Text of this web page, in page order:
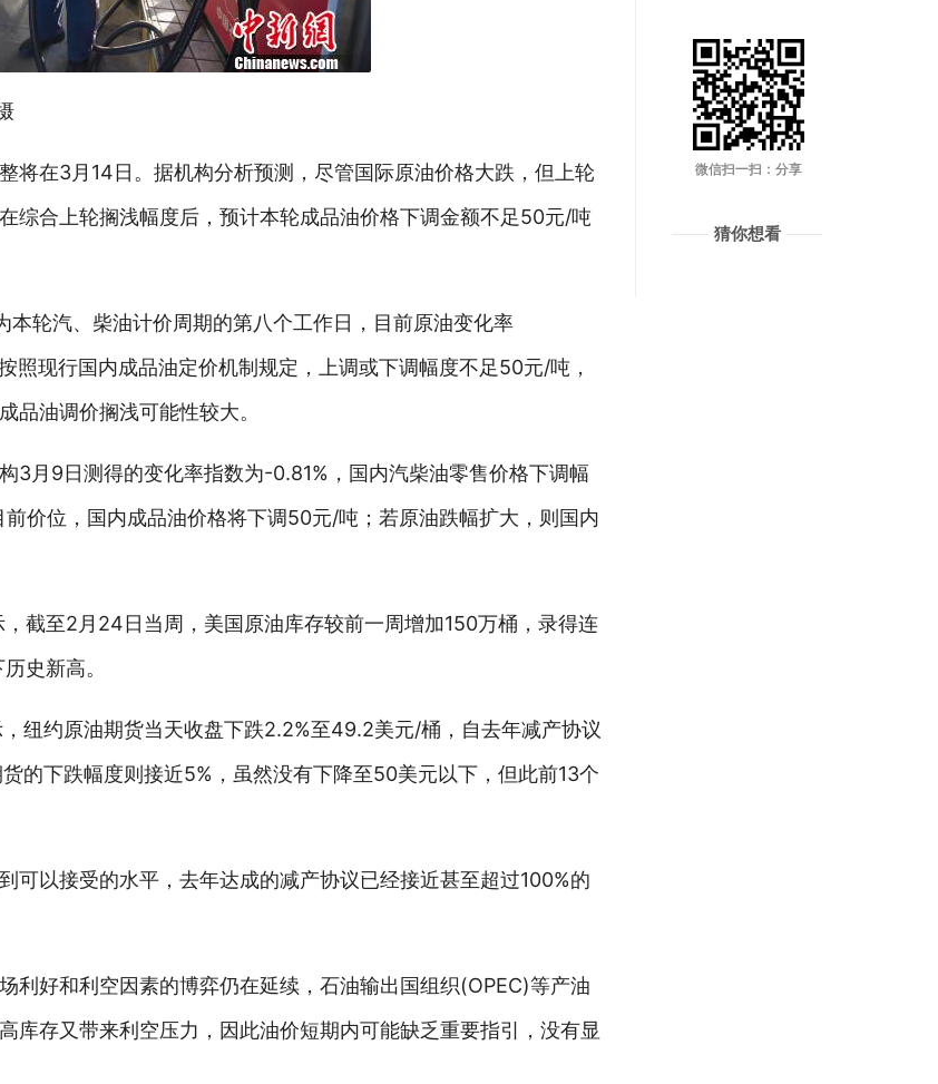
将在3月14日。据机构分析预测，尽管国际原油价格大跌，但上轮
综合上轮搁浅幅度后，预计本轮成品油价格下调金额不足50元/吨
轮汽、柴油计价周期的第八个工作日，目前原油变化率
现行国内成品油定价机制规定，上调或下调幅度不足50元/吨，
品油调价搁浅可能性较大。
3月9日测得的变化率指数为-0.81%，国内汽柴油零售价格下调幅
价位，国内成品油价格将下调50元/吨；若原油跌幅扩大，则国内
截至2月24日当周，美国原油库存较前一周增加150万桶，录得连
史新高。
纽约原油期货当天收盘下跌2.2%至49.2美元/桶，自去年减产协议
的下跌幅度则接近5%，虽然没有下降至50美元以下，但此前13个
可以接受的水平，去年达成的减产协议已经接近甚至超过100%的
利好和利空因素的博弈仍在延续，石油输出国组织(OPEC)等产油
库存又带来利空压力，因此油价短期内可能缺乏重要指引，没有显
微信扫一扫：分享
猜你想看